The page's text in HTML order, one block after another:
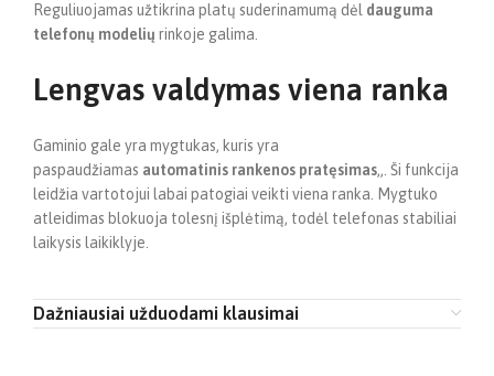
Reguliuojamas užtikrina platų suderinamumą dėl dauguma
telefonų modelių rinkoje galima.
Lengvas valdymas viena ranka
Gaminio gale yra mygtukas, kuris yra
paspaudžiamas automatinis rankenos pratęsimas„. Ši funkcija
leidžia vartotojui labai patogiai veikti viena ranka. Mygtuko
atleidimas blokuoja tolesnį išplėtimą, todėl telefonas stabiliai
laikysis laikiklyje.
Dažniausiai užduodami klausimai